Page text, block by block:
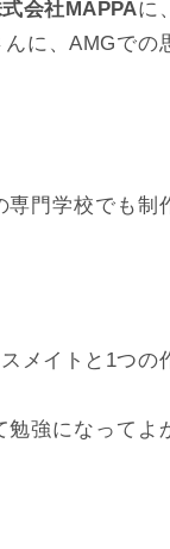
会社MAPPAに、
に、AMGでの
専門学校でも制
メイトと1つの
勉強になってよ